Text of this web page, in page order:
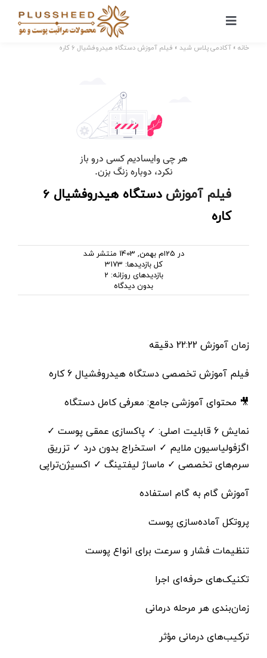
content
کنترلر
صفحه‌بندی خانه » آکادمی پلاس شید » فیلم آموزش دستگاه هیدروفشیال 6 کاره
فیلم آموزش
دستگاه هیدروفشیال 6
کاره
در 25ام بهمن, 1403 منتشر شد
کل بازدیدها: 3173
بازدیدهای روزانه: 2
بدون دیدگاه
فیلم
زمان آموزش 22:22 دقیقه
فیلم آموزش تخصصی دستگاه هیدروفشیال 6 کاره
🎥 محتوای آموزشی جامع: معرفی کامل دستگاه
نمایش 6 قابلیت اصلی: ✓ پاکسازی عمقی پوست ✓
اگزفولیاسیون ملایم ✓ استخراج بدون درد ✓ تزریق
سرم‌های تخصصی ✓ ماساژ لیفتینگ ✓ اکسیژن‌تراپی
آموزش گام به گام استفاده
پروتکل آماده‌سازی پوست
تنظیمات فشار و سرعت برای انواع پوست
تکنیک‌های حرفه‌ای اجرا
زمان‌بندی هر مرحله درمانی
ترکیب‌های درمانی مؤثر